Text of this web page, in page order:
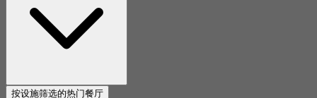
按设施筛选的热门餐厅